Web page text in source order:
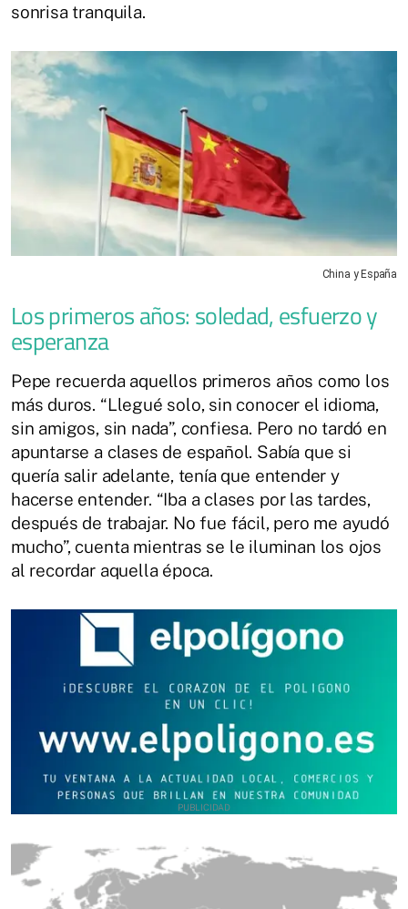
sonrisa tranquila.
China y España
Los primeros años: soledad, esfuerzo y
esperanza
Pepe recuerda aquellos primeros años como los
más duros. “Llegué solo, sin conocer el idioma,
sin amigos, sin nada”, confiesa. Pero no tardó en
apuntarse a clases de español. Sabía que si
quería salir adelante, tenía que entender y
hacerse entender. “Iba a clases por las tardes,
después de trabajar. No fue fácil, pero me ayudó
mucho”, cuenta mientras se le iluminan los ojos
al recordar aquella época.